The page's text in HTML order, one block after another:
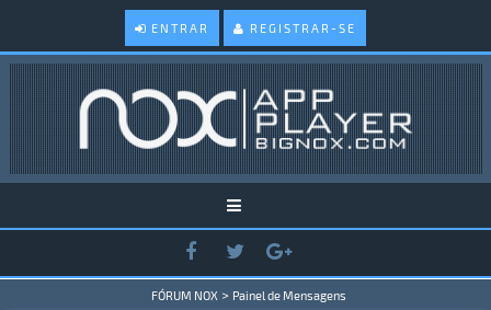
ENTRAR REGISTRAR-SE
FÓRUM NOX > Painel de Mensagens